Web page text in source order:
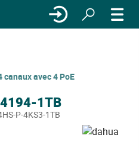
canaux avec 4 PoE
1TB
P-4KS3-1TB